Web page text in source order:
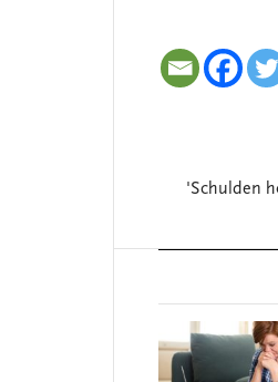
'Schulden
missie van Segment